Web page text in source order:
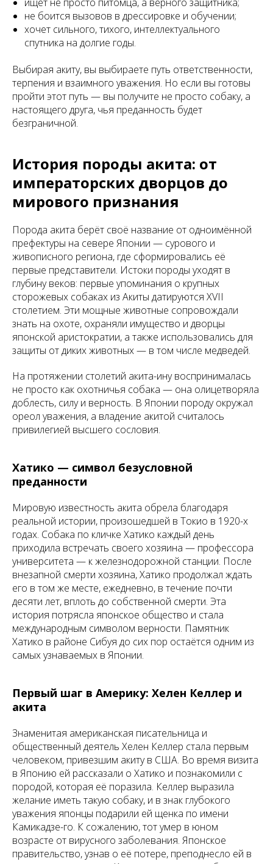
не боится вызовов в дрессировке и обучении;
хочет сильного, тихого, интеллектуального
спутника на долгие годы.
Выбирая акиту, вы выбираете путь ответственности,
терпения и взаимного уважения. Но если вы готовы
пройти этот путь — вы получите не просто собаку, а
настоящего друга, чья преданность будет
безграничной.
История породы акита: от
императорских дворцов до
мирового признания
Порода акита берёт своё название от одноимённой
префектуры на севере Японии — сурового и
живописного региона, где сформировались её
первые представители. Истоки породы уходят в
глубину веков: первые упоминания о крупных
сторожевых собаках из Акиты датируются XVII
столетием. Эти мощные животные сопровождали
знать на охоте, охраняли имущество и дворцы
японской аристократии, а также использовались для
защиты от диких животных — в том числе медведей.
На протяжении столетий акита-ину воспринималась
не просто как охотничья собака — она олицетворяла
доблесть, силу и верность. В Японии породу окружал
ореол уважения, а владение акитой считалось
привилегией высшего сословия.
Хатико — символ безусловной
преданности
Мировую известность акита обрела благодаря
реальной истории, произошедшей в Токио в 1920-х
годах. Собака по кличке Хатико каждый день
приходила встречать своего хозяина — профессора
университета — к железнодорожной станции. После
внезапной смерти хозяина, Хатико продолжал ждать
его в том же месте, ежедневно, в течение почти
десяти лет, вплоть до собственной смерти. Эта
история потрясла японское общество и стала
международным символом верности. Памятник
Хатико в районе Сибуя до сих пор остаётся одним из
самых узнаваемых в Японии.
Первый шаг в Америку: Хелен Келлер и
акита
Знаменитая американская писательница и
общественный деятель Хелен Келлер стала первым
человеком, привезшим акиту в США. Во время визита
в Японию ей рассказали о Хатико и познакомили с
породой, которая её поразила. Келлер выразила
желание иметь такую собаку, и в знак глубокого
уважения японцы подарили ей щенка по имени
Камикадзе-го. К сожалению, тот умер в юном
возрасте от вирусного заболевания. Японское
правительство, узнав о её потере, преподнесло ей в